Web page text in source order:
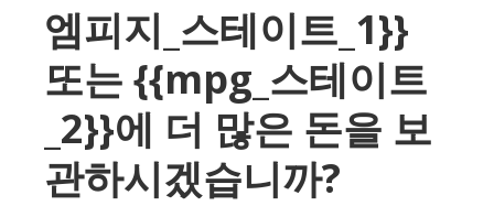
엠피지_스테이트_1}}
또는 {{mpg_스테이트
_2}}에 더 많은 돈을 보
관하시겠습니까?